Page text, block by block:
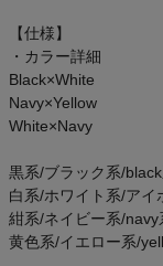
【仕様】
・カラー詳細
Black×White
Navy×Yellow
White×Navy
黒系/ブラック系/
白系/ホワイト系/アイ
紺系/ネイビー系/navy
黄色系/イエロー系/